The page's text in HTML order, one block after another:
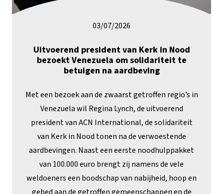
03/07/2026
Uitvoerend president van Kerk in Nood
bezoekt Venezuela om solidariteit te
betuigen na aardbeving
Met een bezoek aan de zwaarst getroffen regio’s in
Venezuela wil Regina Lynch, de uitvoerend
president van ACN International, de solidariteit
van Kerk in Nood tonen na de verwoestende
aardbevingen. Naast een eerste noodhulppakket
van 100.000 euro brengt zij namens de vele
weldoeners een boodschap van nabijheid, hoop en